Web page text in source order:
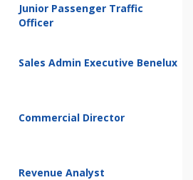
Junior Passenger Traffic
Officer
Sales Admin Executive Benelux
Commercial Director
Revenue Analyst